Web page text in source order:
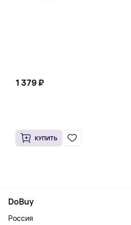
1 379 ₽
КУПИТЬ
DoBuy
Россия